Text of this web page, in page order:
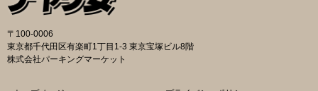
〒100-0006
東京都千代田区有楽町1丁目1-3 東京宝塚ビル8階
株式会社パーキングマーケット